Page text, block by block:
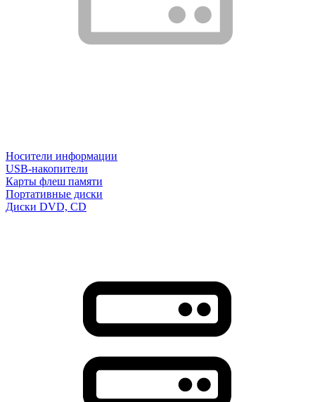
Носители информации
USB-накопители
Карты флеш памяти
Портативные диски
Диски DVD, CD